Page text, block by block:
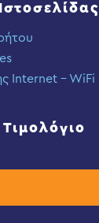
Internet – WiFi